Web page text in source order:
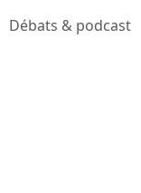
Débats & podcast